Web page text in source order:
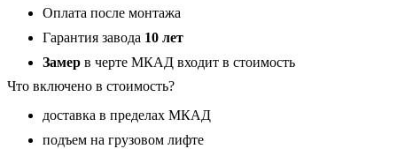
Оплата после монтажа
Гарантия завода 10 лет
Замер в черте МКАД входит в стоимость
Что включено в стоимость?
доставка в пределах МКАД
подъем на грузовом лифте